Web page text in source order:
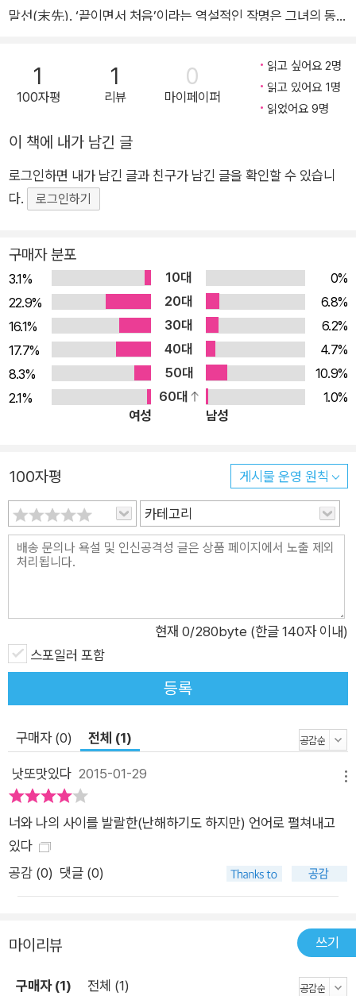
그녀는 그를 벗어나기 위해 그를 친친 감아올랐다
말선(末先). ‘끝이면서 처음’이라는 역설적인 작명은 그녀의 동
그녀를 따라다닌다. 그녀는 “나를 내버려둔다면 나는 아무것도
아닐 수 있다는데도요”라며, 그저 자신을 “텅 비우기에 매진”할
뿐이다. “아무것도 아니기 위해”, 그리고 “아무것도 아닌 것을 감
해석을 그녀는 “보편적 오류”라 경멸한다.(「조말선」) 시로써 자
신의 자화상을 그리는 시인, 조말선. 보편주의와 전체주의에 빠진
진단과 호명을 일체 거부하는 뜻이 시 안에 고스란하다. 1998년
‘나’를 탐구하는 시 세계를 구축해온 그녀이다. “새롭게 열고 있
는 실험적인 세계와 심도 있는 사유의 진정성”이 높이 평가되어
2012년 현대시학작품상을 수상했다. 그리고 수상작을 표제시로
삼은 세번째 시집, 『재스민 향기는 어두운 두 개의 콧구멍을 지나
서 탄생했다』가 73편의 시를 품어 안고 세상에 나왔다. ‘차이’를
향해 달아나다 이번 시집에서 가장 두드러지는 것은 적극적인 ‘탈
주’의 이미지다. 그녀는 어째서 탈주를 감행했는가. “성급한 일반
화”가 “눈과 코와 입이 뭉개진” 괴물의 형상을 만들어내고,(「성
저히 무시되기 때문이다.(「천수천안관음보살」) 그녀는 ‘차이’를
향해 달아난다. 보편과 상식, 이데올로기, 관습과 제도에 저항하
려는 결심이다. 그녀는 “손을 뻗으면 닿는 거리에 평행선을 긋고
있는 내 삶의 형제를 내 삶은 피한다”라고 외친다.(「유사성」) 맨
처음 가계도를 그리던 날부터 나는 까마득히 도주하는 삶을 살고
랗게 질리고 치를 떨 때마다 나를 배반했지만 나는 미덕의 반대편
을 선호했으니 그것이 내 도주로의 필수코스였으니 ―「나무」 부
분 그녀가 벌이는 탈주의 시학은 ‘가계도’, 즉 가족에서 시작해 모
든 관계로 확장된다. 새파랗게 질린 얼굴로 결국엔 그녀를 배반하
는 이들. 관계를 포장하는 허위나 관계를 봉합하려 드는 폭력에
치를 떨면서 그녀는 달린다. 오해를 억압하고 차이를 용납하지 않
으며 ‘나’와 ‘너’를 거리낌 없이 잇대는 “어울린다는 말”을 거부한
채.(“너는 내가 될 수 없고/ 나는 네가 될 수 없기 때문에/ 어울린
다는 말이 어울리니?”, 「어울리니?」) 인간관계뿐만이 아니다. 도
주하는 이에게 “고향”은 “후줄근한 중고품/ 더이상 그 속에 있지
않은 사람의 언어”(「고향」)에 불과하다. 그리움과 향수를 내세워
붙박아두려 하는 ‘고향’은 도주에 장애물이 될 뿐이다. 이렇듯 그
함으로써 오롯한 고유성을 회복하고자 한다. “내가 함부로 쓰는
뒤까지 반하는 건 일루전이다 지금 나는 오해하기 위하여 글을 쓰
1
100자평
1
리뷰
0
마이페이퍼
읽고 싶어요 2명
읽고 있어요 1명
읽었어요 9명
이 책에 내가 남긴 글
로그인하면 내가 남긴 글과 친구가 남긴 글을 확인할 수 있습니
다.
로그인하기
구매자 분포
3.1% 10대
0%
22.9%
20대
6.8%
16.1%
30대
6.2%
17.7%
40대
4.7%
8.3%
50대
10.9%
2.1%
60대
1.0%
여성
남성
100자평 게시물 운영 원칙
카테고리
현재 0/280byte (한글 140자 이내)
스포일러 포함
등록
구매자 (0) 전체 (1)
낫또맛있다 2015-01-29
너와 나의 사이를 발랄한(난해하기도 하지만) 언어로 펼쳐내고
있다
공감 (0) 댓글 (0)
마이리뷰 쓰기
구매자 (1) 전체 (1)